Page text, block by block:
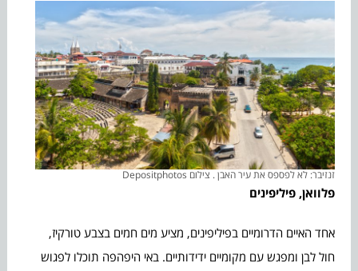
זנזיבר: לא לפספס את עיר האבן . צילום Depositphotos
פלוואן, פיליפינים
אחד האיים הדרומיים בפיליפינים, מציע מים חמים בצבע טורקיז,
חול לבן ומפגש עם מקומיים ידידותיים. באי היפהפה תוכלו לפגוש